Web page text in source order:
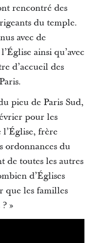
rencontré des
du temple.
avec de
ainsi qu’avec
d’accueil des
pieu de Paris Sud,
pour les
l’Église, frère
ordonnances du
de toutes les autres
d’Églises
que les familles
»